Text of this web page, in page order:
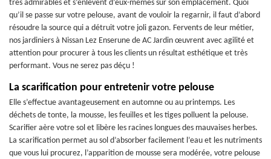
très admirables et s’enlèvent d’eux-mêmes sur son emplacement. Quoi
qu’il se passe sur votre pelouse, avant de vouloir la regarnir, il faut d’abord
résoudre la source qui a détruit votre joli gazon. Fervents de leur métier,
nos jardiniers à Nissan Lez Enserune de AC Jardin œuvrent avec agilité et
attention pour procurer à tous les clients un résultat esthétique et très
performant. Vous ne serez pas déçu !
La scarification pour entretenir votre pelouse
Elle s’effectue avantageusement en automne ou au printemps. Les
déchets de tonte, la mousse, les feuilles et les tiges polluent la pelouse.
Scarifier aère votre sol et libère les racines longues des mauvaises herbes.
La scarification permet au sol d’absorber facilement l’eau et les nutriments
que vous lui procurez, l’apparition de mousse sera modérée, votre pelouse